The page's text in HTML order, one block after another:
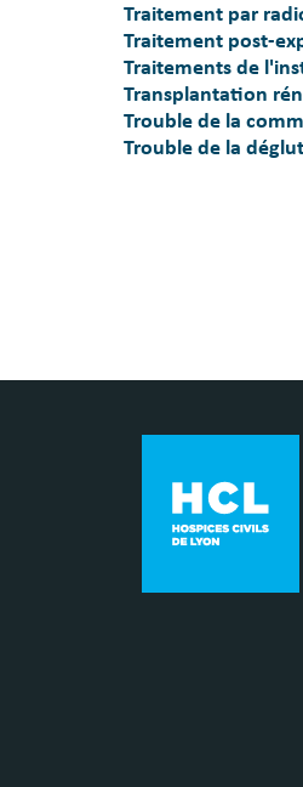
Traitement par
Traitement post-
Traitements de
Transplantation
Trouble de la
Trouble de la